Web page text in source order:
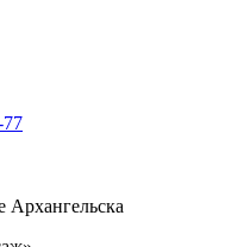
77
Архангельска